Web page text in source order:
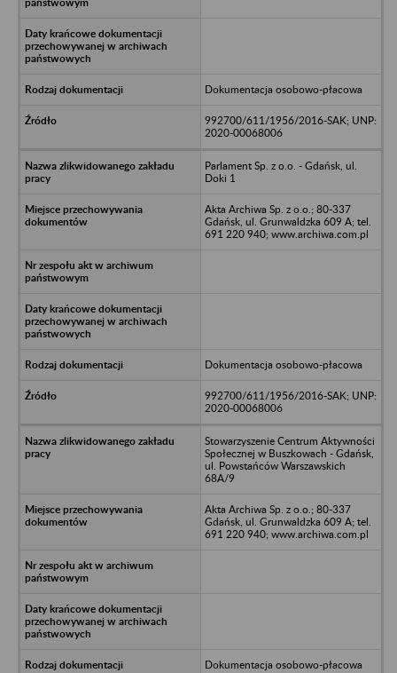
Dokumentacja osobowo-płacowa
992700/611/1956/2016-SAK; UNP:
2020-00068006
Parlament Sp. z o.o. - Gdańsk, ul.
Doki 1
Akta Archiwa Sp. z o.o.; 80-337
Gdańsk, ul. Grunwaldzka 609 A; tel.
691 220 940; www.archiwa.com.pl
Dokumentacja osobowo-płacowa
992700/611/1956/2016-SAK; UNP:
2020-00068006
Stowarzyszenie Centrum Aktywności
Społecznej w Buszkowach - Gdańsk,
ul. Powstańców Warszawskich
68A/9
Akta Archiwa Sp. z o.o.; 80-337
Gdańsk, ul. Grunwaldzka 609 A; tel.
691 220 940; www.archiwa.com.pl
Dokumentacja osobowo-płacowa